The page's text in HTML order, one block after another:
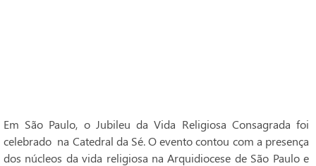
Em São Paulo, o Jubileu da Vida Religiosa Consagrada foi
celebrado na Catedral da Sé. O evento contou com a presença
dos núcleos da vida religiosa na Arquidiocese de São Paulo e